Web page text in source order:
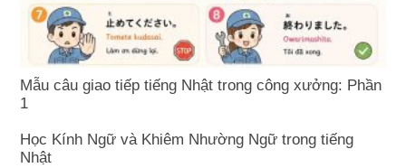
Mẫu câu giao tiếp tiếng Nhật trong công xưởng: Phần
1
Học Kính Ngữ và Khiêm Nhường Ngữ trong tiếng
Nhật